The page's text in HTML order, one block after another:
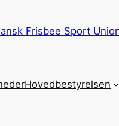
Hovedbestyrelsen